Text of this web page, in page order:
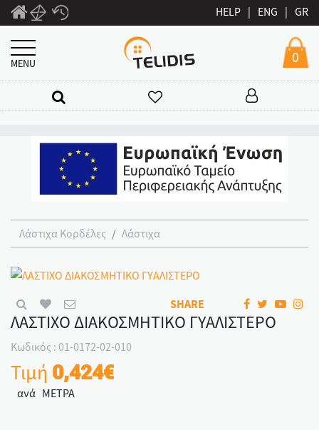
HELP | ENG | GR
MENU 0
Λάστιχα Κορδέλες Λάστιχα
SHARE
ΛΑΣΤΙΧΟ ΔΙΑΚΟΣΜΗΤΙΚΟ ΓΥΑΛΙΣΤΕΡΟ
Κωδικός : 01-0172-02-010
Τιμή 0,424€
ανά ΜΕΤΡΑ